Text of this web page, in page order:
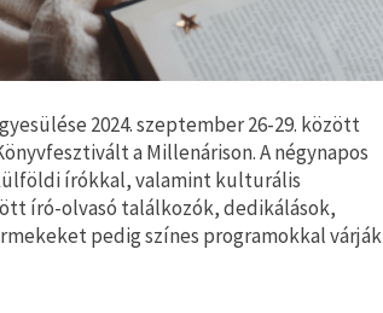
2024. szeptember 26-29. között
a Millenárison. A négynapos
írókkal, valamint kulturális
író-olvasó találkozók, dedikálások,
pedig színes programokkal várják